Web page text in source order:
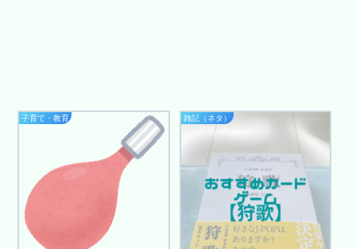
子育て・教育 雑記（ネタ）